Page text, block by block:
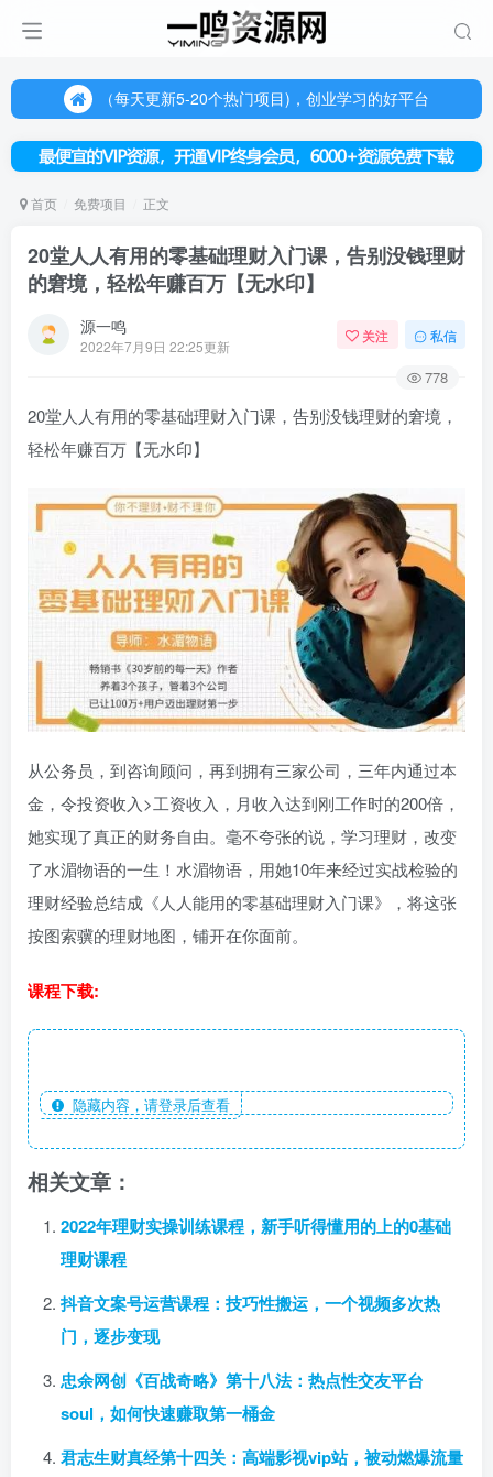
（每天更新5-20个热门项目)，创业学习的好平台
（每天更新5-20个热门项目)，创业学习的好平台
欢迎访问一鸣资源网，本站汇集数千网创课程和项目
首页 免费项目 正文
20堂人人有用的零基础理财入门课，告别没钱理财
的窘境，轻松年赚百万【无水印】
源一鸣
2022年7月9日 22:25更新
关注 私信
778
20堂人人有用的零基础理财入门课 ，告别没钱理财的窘境，
轻松年赚百万【无水印】
从公务员，到咨询顾问，再到拥有三家公司，三年内通过本
金，令投资收入>工资收入，月收入达到刚工作时的200倍，
她实现了真正的财务自由。毫不夸张的说，学习理财，改变
了水湄物语的一生！水湄物语，用她10年来经过实战检验的
理财经验总结成《人人能用的零基础理财入门课》，将这张
按图索骥的理财地图，铺开在你面前。
课程下载:
隐藏内容，请登录后查看
相关文章：
2022年理财实操训练课程，新手听得懂用的上的0基础
理财课程
抖音文案号运营课程：技巧性搬运，一个视频多次热
门，逐步变现
忠余网创《百战奇略》第十八法：热点性交友平台
soul，如何快速赚取第一桶金
君志生财真经第十四关：高端影视vip站，被动燃爆流量